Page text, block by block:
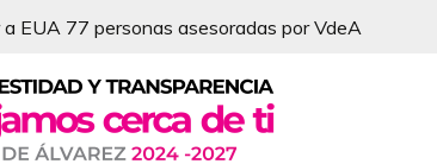
EUA 77 personas asesoradas por VdeA